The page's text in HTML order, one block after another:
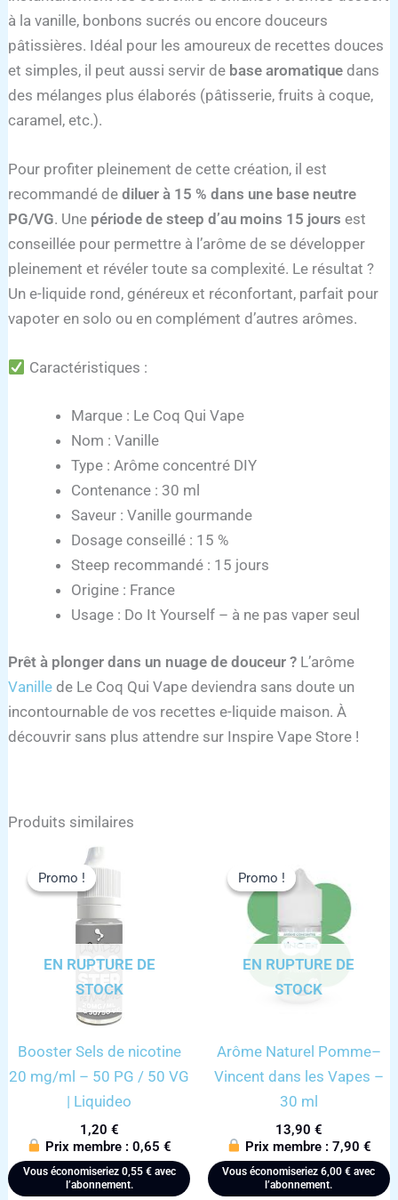
à la vanille, bonbons sucrés ou encore douceurs
pâtissières. Idéal pour les amoureux de recettes douces
et simples, il peut aussi servir de base aromatique dans
des mélanges plus élaborés (pâtisserie, fruits à coque,
caramel, etc.).
Pour profiter pleinement de cette création, il est
recommandé dediluer à 15 % dans une base neutre
PG/VG. Une période de steep d’au moins 15 jours est
conseillée pour permettre à l’arôme de se développer
pleinement et révéler toute sa complexité. Le résultat ?
Un e-liquide rond, généreux et réconfortant, parfait pour
vapoter en solo ou en complément d’autres arômes.
Caractéristiques :
Marque : Le Coq Qui Vape
Nom : Vanille
Type : Arôme concentré DIY
Contenance : 30 ml
Saveur : Vanille gourmande
Dosage conseillé : 15 %
Steep recommandé : 15 jours
Origine : France
Usage : Do It Yourself – à ne pas vaper seul
Prêt à plonger dans un nuage de douceur ? L’arôme
Vanille de Le Coq Qui Vape deviendra sans doute un
incontournable de vos recettes e-liquide maison. À
découvrir sans plus attendre sur Inspire Vape Store !
Produits similaires
Promo !
EN RUPTURE DE
STOCK
Promo !
Booster Sels de nicotine
20 mg/ml – 50 PG / 50 VG
| Liquideo
1,20 €
Prix membre :0,65€
Vous économiseriez 0,55 €avec
l’abonnement.
Promo !
EN RUPTURE DE
STOCK
Promo !
Arôme Naturel Pomme–
Vincent dans les Vapes –
30 ml
13,90 €
Prix membre :7,90€
Vous économiseriez6,00€ avec
l’abonnement.